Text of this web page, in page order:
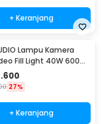
+ Keranjang
Lampu Kamera
Fill Light 40W 600
27%
+ Keranjang